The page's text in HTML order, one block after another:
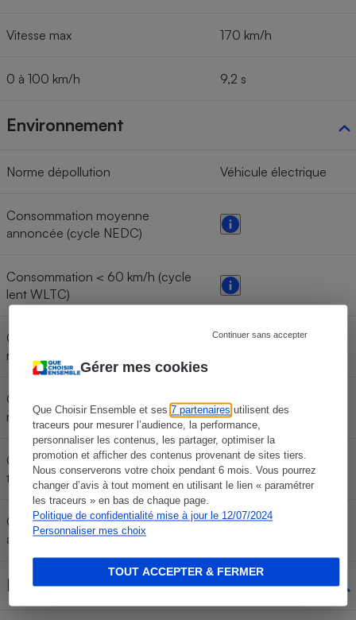
Gérer mes cookies
Que Choisir Ensemble et ses7 partenaires utilisent des
traceurs pour mesurer l’audience, la performance,
personnaliser les contenus, les partager, optimiser la
promotion et afficher des contenus provenant de sites tiers.
Nous conserverons votre choix pendant 6 mois. Vous pourrez
changer d’avis à tout moment en utilisant le lien « paramétrer
les traceurs » en bas de chaque page.
Politique de confidentialité mise à jour le 12/07/2024
Personnaliser mes choix
Continuer sans accepter
TOUT ACCEPTER & FERMER
Vitesse max 170 km/h
0 à 100 km/h 9,2 s
Environnement
Norme dépollution Véhicule électrique
Consommation moyenne
annoncée (cycle NEDC)
Consommation < 60 km/h (cycle
lent WLTC)
Consommation < 80 km/h (cycle
moyen WLTC)
Consommation < 100 km/h (cycle
rapide WLTC)
Consommation < 130 km/h (cycle
très rapide WLTC)
Consommation moyenne
annoncée (cycle WLTC)
Dimensions